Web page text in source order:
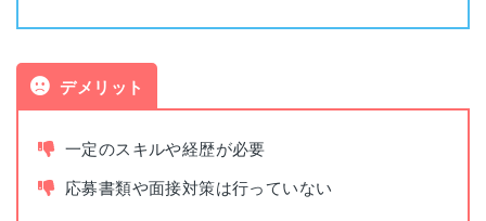
対象者 年収600万円以上
利用料金
公開求人数 483,653件（2025年5月時点）
デメリット
一定のスキルや経歴が必要
応募書類や面接対策は行っていない